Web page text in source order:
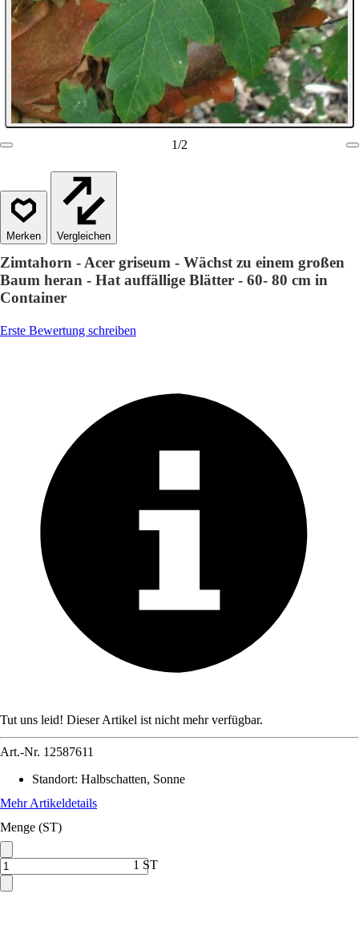
1/2
Vergleichen
Zimtahorn - Acer griseum - Wächst zu einem großen
Baum heran - Hat auffällige Blätter - 60- 80 cm in
Container
Erste Bewertung schreiben
Tut uns leid! Dieser Artikel ist nicht mehr verfügbar.
Art.-Nr. 12587611
Standort: Halbschatten, Sonne
Mehr Artikeldetails
Menge (ST)
1 ST